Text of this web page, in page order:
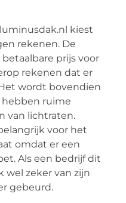
kiest
rekenen. De
prijs voor
rekenen dat er
wordt bovendien
hebben ruime
van lichtraten.
voor het
omdat er een
Als een bedrijf dit
wel zeker van zijn
gebeurd.